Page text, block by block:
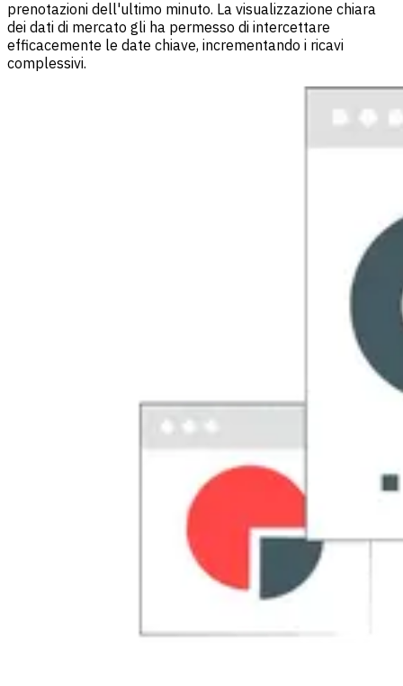
prenotazioni dell'ultimo minuto. La visualizzazione chiara
dei dati di mercato gli ha permesso di intercettare
efficacemente le date chiave, incrementando i ricavi
complessivi.